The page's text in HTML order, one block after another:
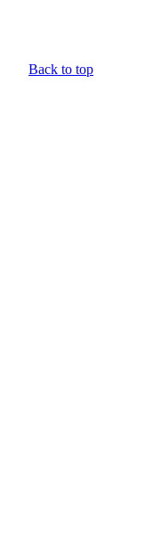
Back to top